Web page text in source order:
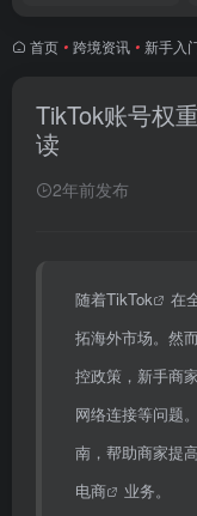
首页 • 跨境资讯 • 新手入
TikTok账号权
读
2年前发布
随着TikTok
在
拓海外市场。然
控政策，新手商
网络连接等问题
南，帮助商家提
电商
业务。